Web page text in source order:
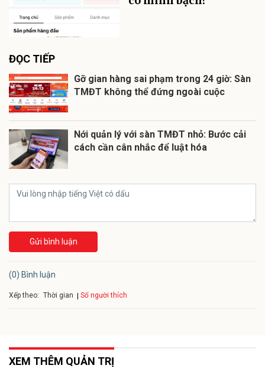
ĐỌC TIẾP
Gỡ gian hàng sai phạm trong 24 giờ: Sàn
TMĐT không thể đứng ngoài cuộc
Nới quản lý với sàn TMĐT nhỏ: Bước cải
cách cần cân nhắc để luật hóa
Gửi bình luận
(0) Bình luận
Xếp theo: Thời gian Số người thích
XEM THÊM QUẢN TRỊ